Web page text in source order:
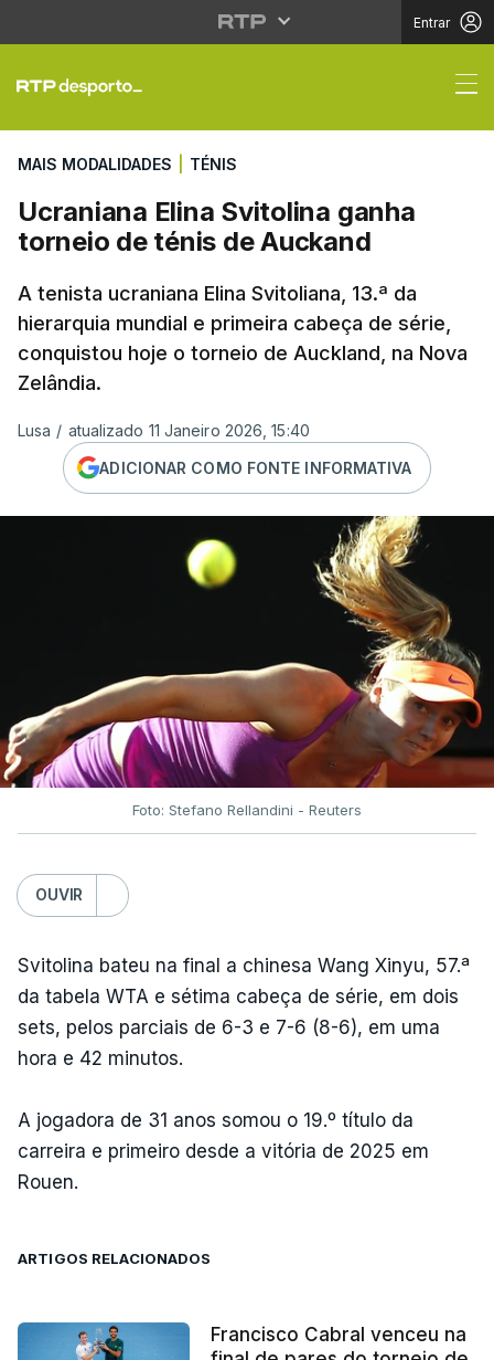
Entrar
Ucraniana Elina
MAIS MODALIDADES TÉNIS
Ucraniana Elina Svitolina ganha
torneio de ténis de Auckand
A tenista ucraniana Elina Svitoliana, 13.ª da
hierarquia mundial e primeira cabeça de série,
conquistou hoje o torneio de Auckland, na Nova
Zelândia.
Lusa / atualizado 11 Janeiro 2026, 15:40
ADICIONAR COMO FONTE INFORMATIVA
Foto: Stefano Rellandini - Reuters
OUVIR
Svitolina bateu na final a chinesa Wang Xinyu, 57.ª
da tabela WTA e sétima cabeça de série, em dois
sets, pelos parciais de 6-3 e 7-6 (8-6), em uma
hora e 42 minutos.
A jogadora de 31 anos somou o 19.º título da
carreira e primeiro desde a vitória de 2025 em
Rouen.
ARTIGOS RELACIONADOS
Francisco Cabral venceu na